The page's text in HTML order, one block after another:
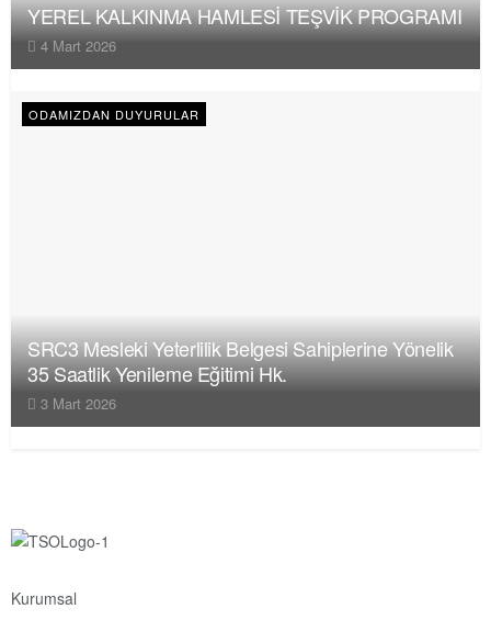
YEREL KALKINMA HAMLESİ TEŞVİK PROGRAMI
4 Mart 2026
ODAMIZDAN DUYURULAR
SRC3 Mesleki Yeterlilik Belgesi Sahiplerine Yönelik
35 Saatlik Yenileme Eğitimi Hk.
3 Mart 2026
Kurumsal